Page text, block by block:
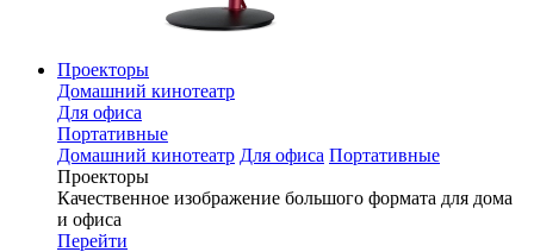
Проекторы
Домашний кинотеатр
Для офиса
Портативные
Домашний кинотеатр Для офиса Портативные
Проекторы
Качественное изображение большого формата для дома
и офиса
Перейти